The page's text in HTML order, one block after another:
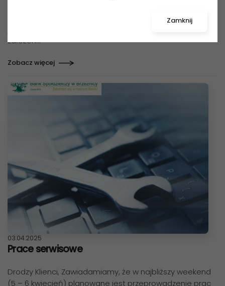
najbezpieczniejszych sposobów pomnażania środków
założen…
Zobacz więcej
Data publikacji:
03.04.2025
Prace serwisowe
Drodzy Klienci, Zawiadamiamy, że w najbliższy weekend
(5 – 6 kwiecień) planowane jest przeprowadzenie prac
Zamknij